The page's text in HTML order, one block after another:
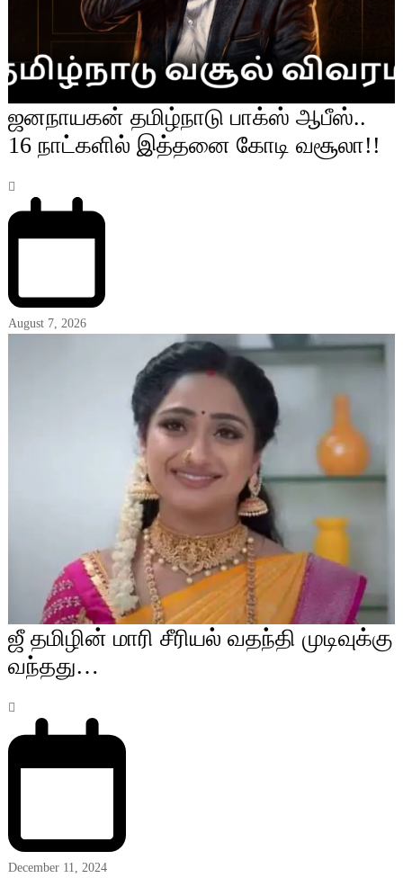
ஜனநாயகன் தமிழ்நாடு பாக்ஸ் ஆபீஸ்..
16 நாட்களில் இத்தனை கோடி வசூலா!!
August 7, 2026
ஜீ தமிழின் மாரி சீரியல் வதந்தி முடிவுக்கு
வந்தது…
December 11, 2024